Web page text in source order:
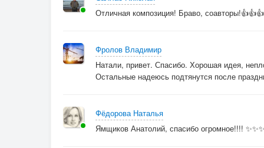
Отличная композиция! Браво,
Фролов Владимир
Натали, привет. Спасибо. Хорошая идея,
Остальные надеюсь подтянутся после
Фёдорова Наталья
Ямщиков Анатолий, спасибо огромное!!!! ✨✨✨